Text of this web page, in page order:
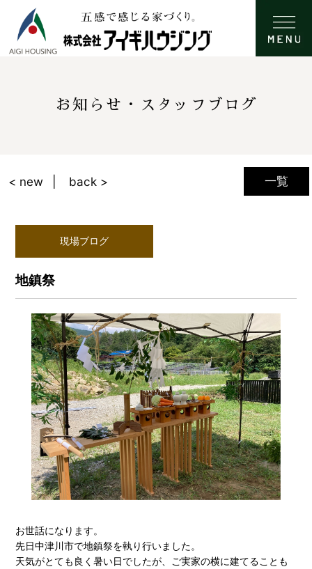
お知らせ・スタッフブログ
一覧
< new back >
現場ブログ
地鎮祭
お世話になります。
先日中津川市で地鎮祭を執り行いました。
天気がとても良く暑い日でしたが、ご実家の横に建てることも